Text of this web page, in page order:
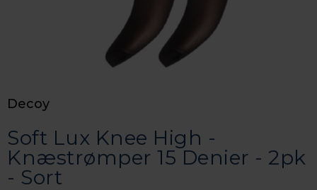
Decoy
Soft Lux Knee High -
Knæstrømper 15 Denier - 2pk
- Sort